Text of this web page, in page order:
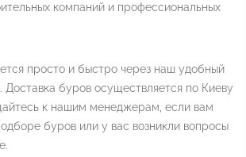
компаний и профессиональных
просто и быстро через наш удобный
Доставка буров осуществляется по Киеву
к нашим менеджерам, если вам
буров или у вас возникли вопросы